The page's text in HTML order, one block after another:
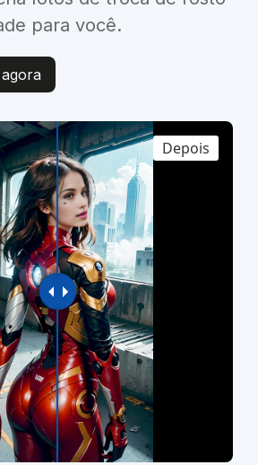
para você.
Depois